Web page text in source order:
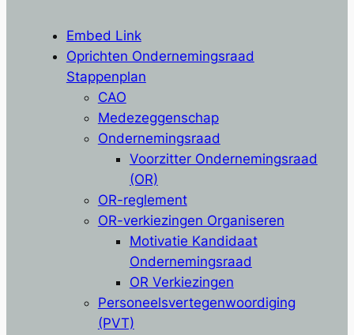
Embed Link
Oprichten Ondernemingsraad
Stappenplan
CAO
Medezeggenschap
Ondernemingsraad
Voorzitter Ondernemingsraad
(OR)
OR-reglement
OR-verkiezingen Organiseren
Motivatie Kandidaat
Ondernemingsraad
OR Verkiezingen
Personeelsvertegenwoordiging
(PVT)